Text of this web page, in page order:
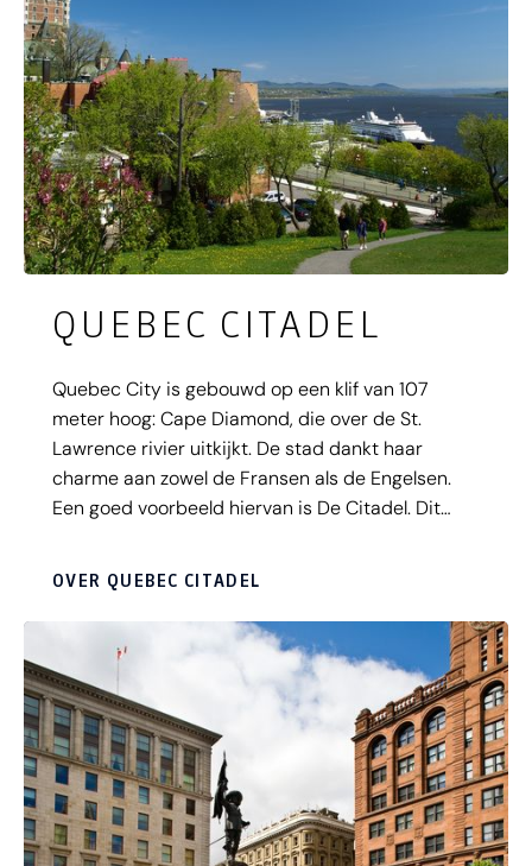
QUEBEC CITADEL
Quebec City is gebouwd op een klif van 107
meter hoog: Cape Diamond, die over de St.
Lawrence rivier uitkijkt. De stad dankt haar
charme aan zowel de Fransen als de Engelsen.
Een goed voorbeeld hiervan is De Citadel. Dit
gerestaureerd en bevat nu galeries, winkeltjes,
pubs, restaurants en musea en is zeer gezellig.
OVER QUEBEC CITADEL